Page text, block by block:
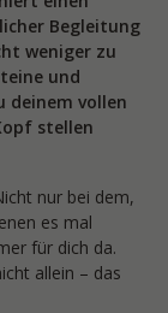
Begleitung
weniger zu
und
deinem vollen
stellen
nur bei dem,
es mal
für dich da.
allein – das